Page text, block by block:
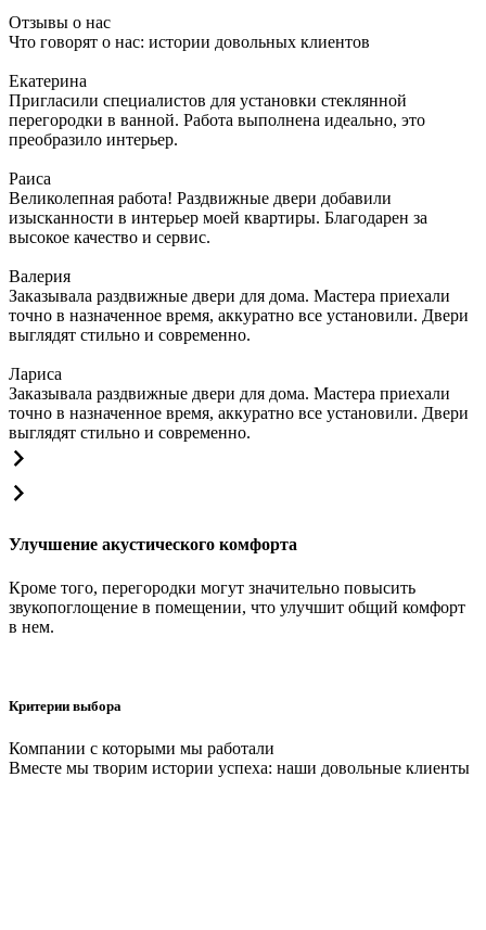
Отзывы о нас
Что говорят о нас: истории довольных клиентов
Екатерина
Пригласили специалистов для установки стеклянной
перегородки в ванной. Работа выполнена идеально, это
преобразило интерьер.
Раиса
Великолепная работа! Раздвижные двери добавили
изысканности в интерьер моей квартиры. Благодарен за
высокое качество и сервис.
Валерия
Заказывала раздвижные двери для дома. Мастера приехали
точно в назначенное время, аккуратно все установили. Двери
выглядят стильно и современно.
Лариса
Заказывала раздвижные двери для дома. Мастера приехали
точно в назначенное время, аккуратно все установили. Двери
выглядят стильно и современно.
Улучшение акустического комфорта
Кроме того, перегородки могут значительно повысить
звукопоглощение в помещении, что улучшит общий комфорт
в нем.
Критерии выбора
Компании с которыми мы работали
Вместе мы творим истории успеха: наши довольные клиенты